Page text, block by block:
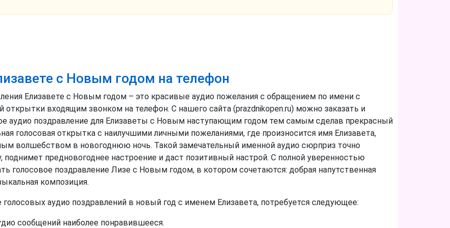
с Новым годом на телефон
Елизавете с Новым годом – это красивые аудио пожелания с обращением по имени с
открытки входящим звонком на телефон. С нашего сайта (prazdnikopen.ru) можно заказать и
аудио поздравление для Елизаветы с Новым наступающим годом тем самым сделав прекрасный
голосовая открытка с наилучшими личными пожеланиями, где произносится имя Елизавета,
волшебством в новогоднюю ночь. Такой замечательный именной аудио сюрприз точно
поднимет предновогоднее настроение и даст позитивный настрой. С полной уверенностью
голосовое поздравление Лизе с Новым годом, в котором сочетаются: добрая напутственная
композиция.
голосовых аудио поздравлений в новый год с именем Елизавета, потребуется следующее:
сообщений наиболее понравившееся.